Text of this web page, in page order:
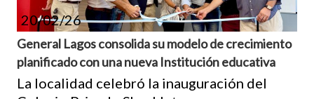
20/02/26
General Lagos consolida su modelo de crecimiento
planificado con una nueva Institución educativa
La localidad celebró la inauguración del